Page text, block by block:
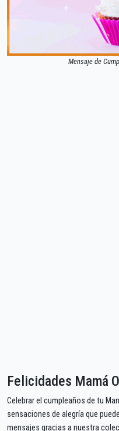
Mensaje de
Felicidades Mamá
Celebrar el cumpleaños de tu
sensaciones de alegría que
mensajes gracias a nuestra